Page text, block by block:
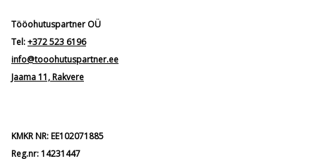
Tööohutuspartner OÜ
Tel:+372 523 6196
info@tooohutuspartner.ee
Jaama 11, Rakvere
KMKR NR: EE102071885
Reg.nr: 14231447